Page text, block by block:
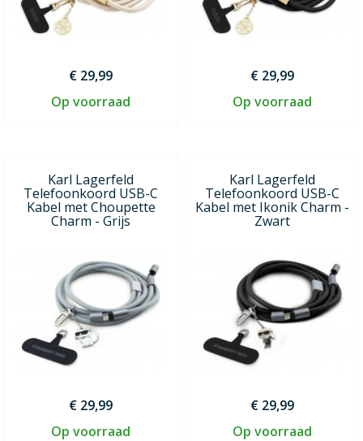
€ 29,99
Op voorraad
€ 29,99
Op voorraad
Karl Lagerfeld
Telefoonkoord USB-C
Kabel met Choupette
Charm - Grijs
€ 29,99
Op voorraad
Karl Lagerfeld
Telefoonkoord USB-C
Kabel met Ikonik Charm -
Zwart
€ 29,99
Op voorraad